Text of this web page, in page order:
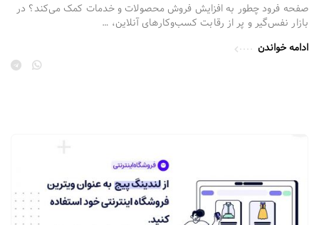
صفحه فرود چطور به افزایش فروش محصولات و خدمات کمک می‌کند؟ در
بازار نفس‌گیر و پر از رقابت کسب‌وکارهای آنلاین، …
ادامه خواندن